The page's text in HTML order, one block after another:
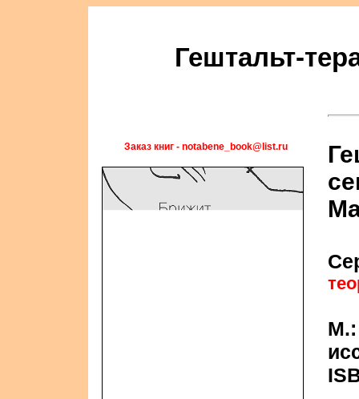
Гештальт-
Заказ книг - notabene_book@list.ru
М.: